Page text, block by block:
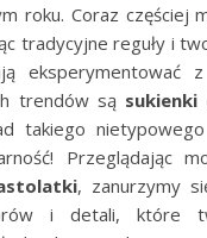
roku. Coraz częściej
tradycyjne reguły i
eksperymentować
trendów są
takiego
Przeglądając
, zanurzymy
i detali, które